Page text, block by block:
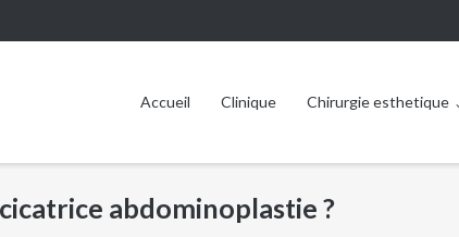
Accueil Clinique Chirurgie esthetique
abdominoplastie ?